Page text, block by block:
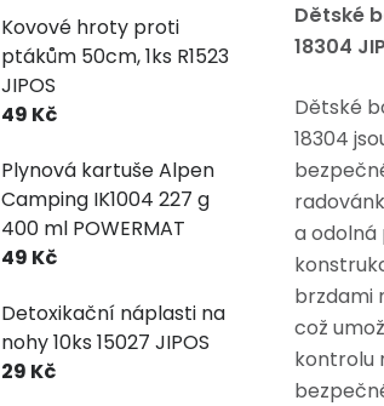
Kovové hroty proti
ptákům 50cm, 1ks R1523
JIPOS
49 Kč
Plynová kartuše Alpen
Camping IK1004 227 g
400 ml POWERMAT
49 Kč
Detoxikační náplasti na
nohy 10ks 15027 JIPOS
29 Kč
Dětské
18304
Dětské
18304
a
brzdami
což
kontrolu